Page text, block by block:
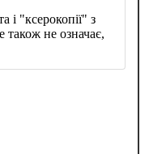
і "ксерокопії" з
також не означає,